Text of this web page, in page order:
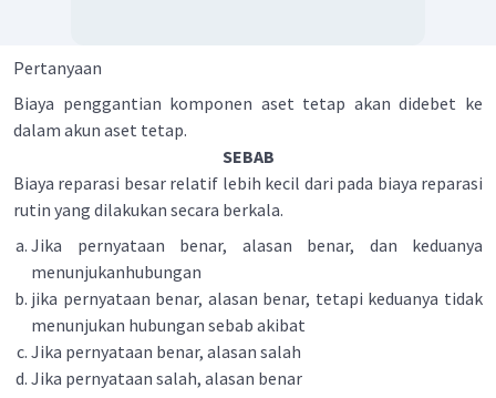
Pertanyaan
Biaya penggantian komponen aset tetap akan didebet ke
dalam akun aset tetap.
SEBAB
Biaya reparasi besar relatif lebih kecil dari pada biaya reparasi
rutin yang dilakukan secara berkala.
Jika pernyataan benar, alasan benar, dan keduanya
menunjukanhubungan
jika pernyataan benar, alasan benar, tetapi keduanya tidak
menunjukan hubungan sebab akibat
Jika pernyataan benar, alasan salah
Jika pernyataan salah, alasan benar